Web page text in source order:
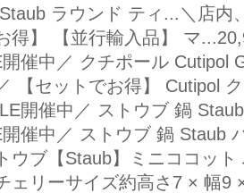
ラウンド ティ...＼店内
得】 【並行輸入品】 マ
開催中／ クチポール Cutipol
【セットでお得】 Cutipol
開催中／ ストウブ 鍋
開催中／ ストウブ 鍋 Staub
ウブ【Staub】ミニココッ
ェリーサイズ約高さ7 × 幅9